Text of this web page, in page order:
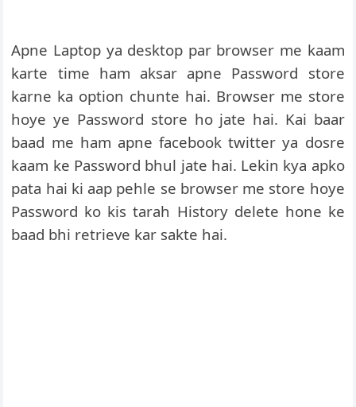
Apne Laptop ya desktop par browser me kaam
karte time ham aksar apne Password store
karne ka option chunte hai. Browser me store
hoye ye Password store ho jate hai. Kai baar
baad me ham apne facebook twitter ya dosre
kaam ke Password bhul jate hai. Lekin kya apko
pata hai ki aap pehle se browser me store hoye
Password ko kis tarah History delete hone ke
baad bhi retrieve kar sakte hai.